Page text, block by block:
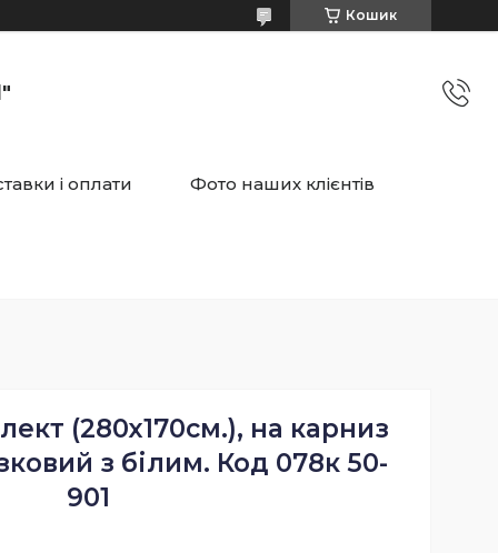
Кошик
і оплати Фото наших клієнтів
(280х170см.), на карниз
з білим. Код 078к 50-
901